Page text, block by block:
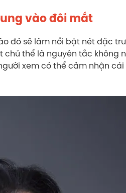
vào đôi mắt
đó sẽ làm nổi bật nét đặc
thể là nguyên tắc không
xem có thể cảm nhận